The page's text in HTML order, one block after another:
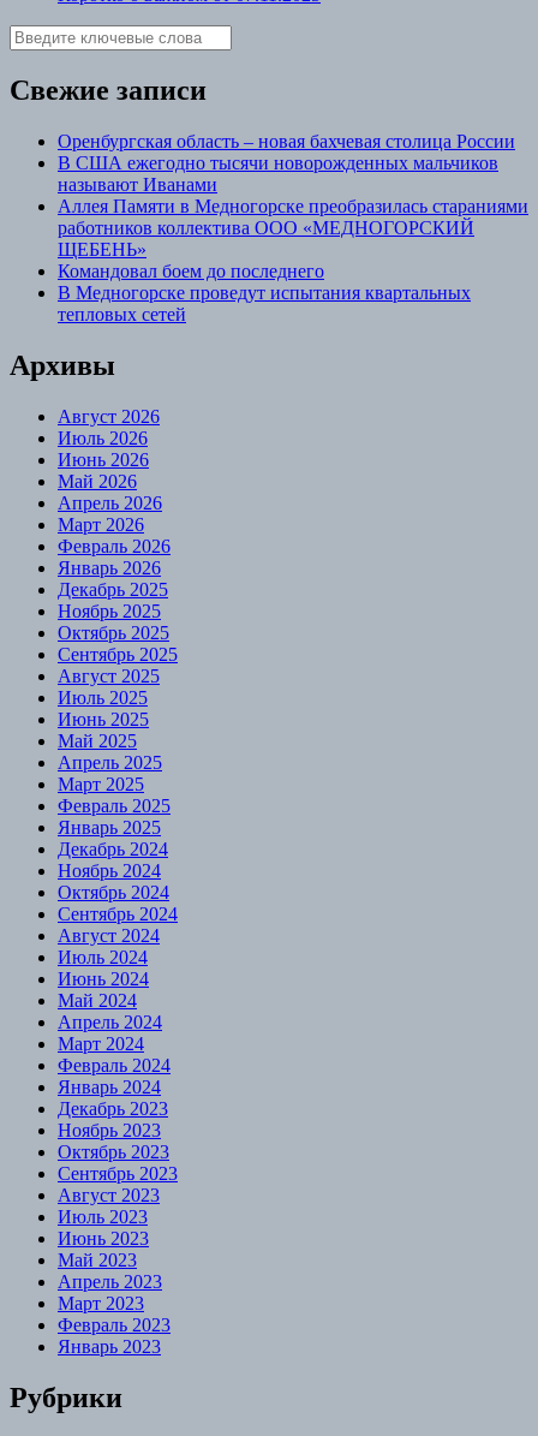
Свежие записи
Оренбургская область – новая бахчевая столица России
В США ежегодно тысячи новорожденных мальчиков
называют Иванами
Аллея Памяти в Медногорске преобразилась стараниями
работников коллектива ООО «МЕДНОГОРСКИЙ
ЩЕБЕНЬ»
Командовал боем до последнего
В Медногорске проведут испытания квартальных
тепловых сетей
Архивы
Август 2026
Июль 2026
Июнь 2026
Май 2026
Апрель 2026
Март 2026
Февраль 2026
Январь 2026
Декабрь 2025
Ноябрь 2025
Октябрь 2025
Сентябрь 2025
Август 2025
Июль 2025
Июнь 2025
Май 2025
Апрель 2025
Март 2025
Февраль 2025
Январь 2025
Декабрь 2024
Ноябрь 2024
Октябрь 2024
Сентябрь 2024
Август 2024
Июль 2024
Июнь 2024
Май 2024
Апрель 2024
Март 2024
Февраль 2024
Январь 2024
Декабрь 2023
Ноябрь 2023
Октябрь 2023
Сентябрь 2023
Август 2023
Июль 2023
Июнь 2023
Май 2023
Апрель 2023
Март 2023
Февраль 2023
Январь 2023
Рубрики